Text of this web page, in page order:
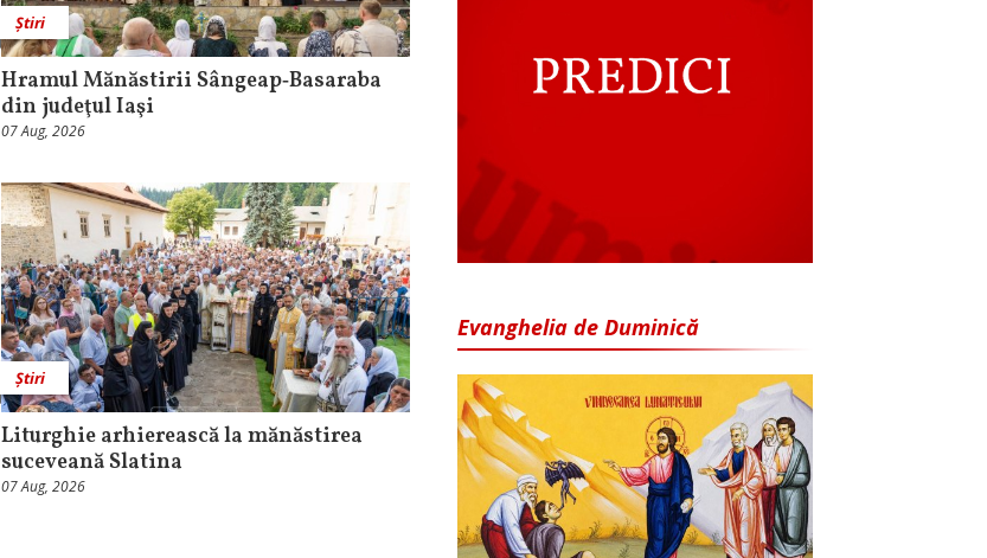
Știri
Hramul Mănăstirii Sângeap‑Basaraba
din judeţul Iaşi
07 Aug, 2026
Știri
Liturghie arhierească la mănăstirea
suceveană Slatina
07 Aug, 2026
Evanghelia de Duminică